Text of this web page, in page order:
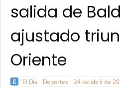
salida de
ajustado
Oriente
El Día Deportes 24 de abril de